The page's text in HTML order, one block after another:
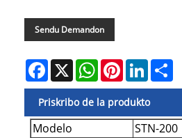
Sendu Demandon
Facebook
X WhatsAppPinterestLinkedIn
Priskribo de la produkto
Modelo
STN-200